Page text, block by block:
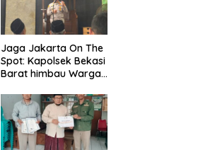
Jaga Jakarta On The
Spot: Kapolsek Bekasi
Barat himbau Warga
Tawuran Usai Sholat
Jumat